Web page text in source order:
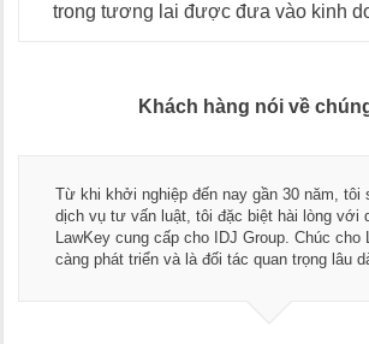
trong tương lai được đưa vào kinh
Khách hàng nói về
Từ khi khởi nghiệp đến nay gần 30 năm, tôi
dịch vụ tư vấn luật, tôi đặc biệt hài lòng với
LawKey cung cấp cho IDJ Group. Chúc cho
càng phát triển và là đối tác quan trọng lâu